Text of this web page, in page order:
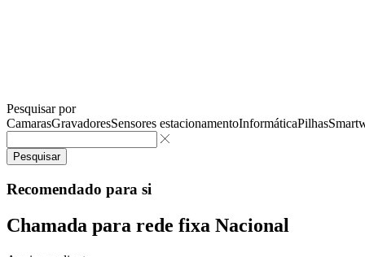
Pesquisar por
CamarasGravadoresSensores estacionamentoInformáticaPilhas
Pesquisar
Recomendado para si
Chamada para rede fixa Nacional